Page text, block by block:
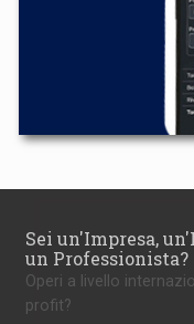
Sei un'Impresa,
un Professionista?
Operi a livello
profit?